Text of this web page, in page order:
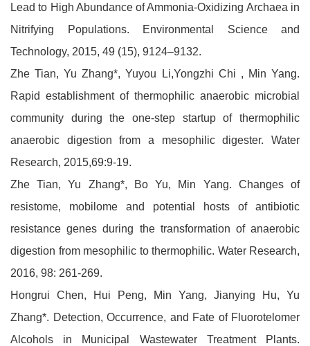
Lead to High Abundance of Ammonia-Oxidizing Archaea in
Nitrifying Populations. Environmental Science and
Technology, 2015, 49 (15), 9124–9132.
Zhe Tian, Yu Zhang*, Yuyou Li,Yongzhi Chi , Min Yang.
Rapid establishment of thermophilic anaerobic microbial
community during the one-step startup of thermophilic
anaerobic digestion from a mesophilic digester. Water
Research, 2015,69:9-19.
Zhe Tian, Yu Zhang*, Bo Yu, Min Yang. Changes of
resistome, mobilome and potential hosts of antibiotic
resistance genes during the transformation of anaerobic
digestion from mesophilic to thermophilic. Water Research,
2016, 98: 261-269.
Hongrui Chen, Hui Peng, Min Yang, Jianying Hu, Yu
Zhang*. Detection, Occurrence, and Fate of Fluorotelomer
Alcohols in Municipal Wastewater Treatment Plants.